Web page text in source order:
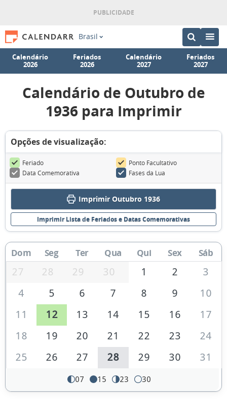
Brasil
Calendário
2026
Feriados
2026
Calendário
2027
Feriados
2027
Calendário de Outubro de
1936 para Imprimir
Opções de visualização:
Feriado
Ponto Facultativo
Data Comemorativa
Fases da Lua
Imprimir Outubro 1936
Imprimir Lista de Feriados e Datas Comemorativas
Dom Seg Ter Qua Qui Sex Sáb
27 28 29 30 1 2
3
4
5 6 7 8 9
10
11
12 13 14 15 16
17
18
19 20 21 22 23
24
25
26 27 28 29 30 31
07 15 23 30